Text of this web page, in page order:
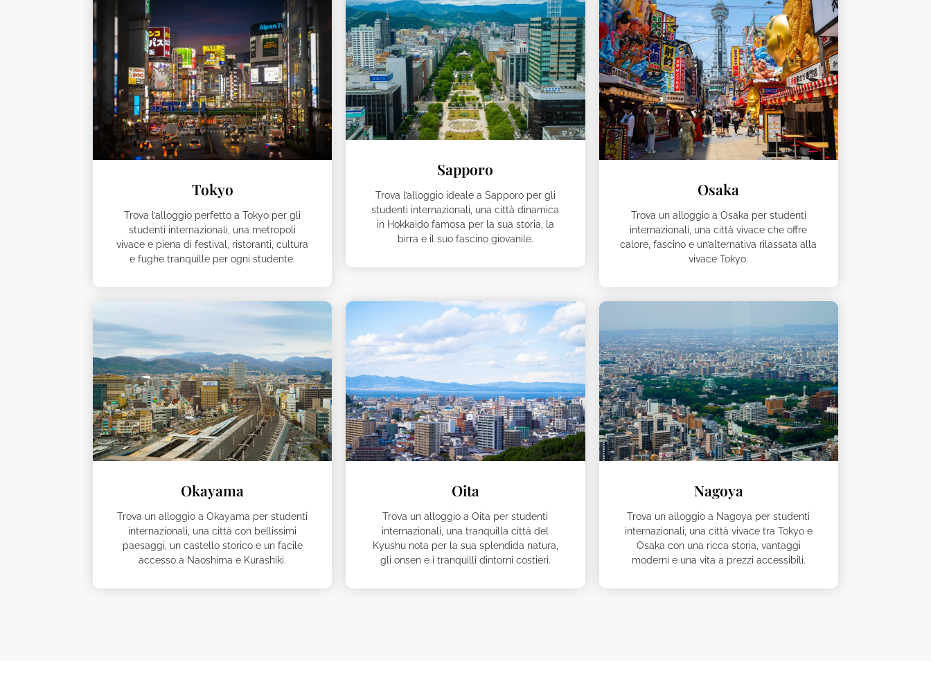
Tokyo
Trova l’alloggio perfetto a Tokyo per gli
studenti internazionali, una metropoli
vivace e piena di festival, ristoranti, cultura
e fughe tranquille per ogni studente.
Sapporo
Trova l’alloggio ideale a Sapporo per gli
studenti internazionali, una città dinamica
in Hokkaido famosa per la sua storia, la
birra e il suo fascino giovanile.
Osaka
Trova un alloggio a Osaka per studenti
internazionali, una città vivace che offre
calore, fascino e un’alternativa rilassata alla
vivace Tokyo.
Okayama
Trova un alloggio a Okayama per studenti
internazionali, una città con bellissimi
paesaggi, un castello storico e un facile
accesso a Naoshima e Kurashiki.
Oita
Trova un alloggio a Oita per studenti
internazionali, una tranquilla città del
Kyushu nota per la sua splendida natura,
gli onsen e i tranquilli dintorni costieri.
Nagoya
Trova un alloggio a Nagoya per studenti
internazionali, una città vivace tra Tokyo e
Osaka con una ricca storia, vantaggi
moderni e una vita a prezzi accessibili.